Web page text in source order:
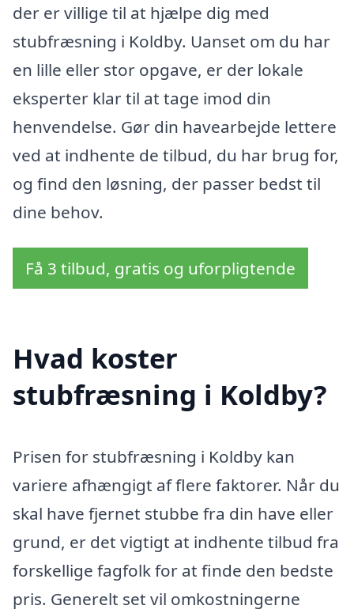
der er villige til at hjælpe dig med
stubfræsning i Koldby. Uanset om du har
en lille eller stor opgave, er der lokale
eksperter klar til at tage imod din
henvendelse. Gør din havearbejde lettere
ved at indhente de tilbud, du har brug for,
og find den løsning, der passer bedst til
dine behov.
Få 3 tilbud, gratis og uforpligtende
Hvad koster
stubfræsning i Koldby?
Prisen for stubfræsning i Koldby kan
variere afhængigt af flere faktorer. Når du
skal have fjernet stubbe fra din have eller
grund, er det vigtigt at indhente tilbud fra
forskellige fagfolk for at finde den bedste
pris. Generelt set vil omkostningerne